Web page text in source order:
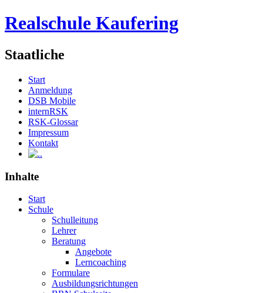
Realschule Kaufering
Staatliche
Start
Anmeldung
DSB Mobile
internRSK
RSK-Glossar
Impressum
Kontakt
.
Inhalte
Start
Schule
Schulleitung
Lehrer
Beratung
Angebote
Lerncoaching
Formulare
Ausbildungsrichtungen